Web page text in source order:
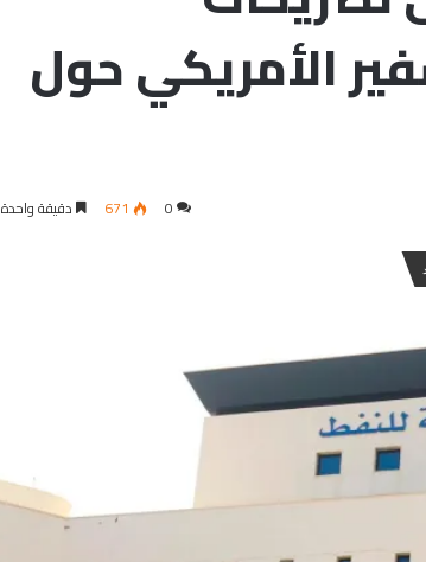
الأمريكي حول
0
671 دقيقة واحدة